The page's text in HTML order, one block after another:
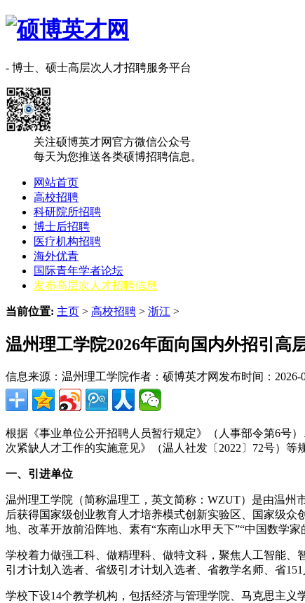
- 博士、硕士高层次人才招聘服务平台
关注硕博英才网官方微信公众号
每天为您推送各类硕博招聘信息。
网站首页
高校招聘
科研院所招聘
博士后招聘
医疗机构招聘
海外优青
国际青年学者论坛
发布高层次人才招聘信息
当前位置: 主页 > 高校招聘 > 浙江 >
温州理工学院2026年面向国内外招引高
信息来源：温州理工学院作者：硕博英才网 发布时间：2026-
根据《事业单位公开招聘人员暂行规定》（人事部令第6号
次紧缺人才工作的实施意见》（温人社发〔2022〕72号）
一、引进单位
温州理工学院（简称温理工，英文简称：WZUT）是由温
后获得国家级创业教育人才培养模式创新实验区、国家级
地、改革开放前沿阵地、素有“东南山水甲天下”“中国数学
学校着力做强工科、做精理科、做特文科，聚焦人工智能
引才计划入选者、省级引才计划入选者、省教学名师、省
学校下设14个教学机构，包括经济与管理学院、马克思主